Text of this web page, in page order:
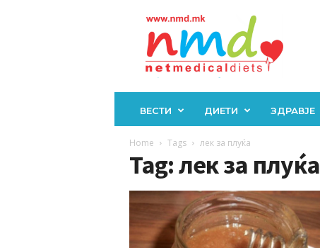
ВЕСТИ ДИЕТИ ЗДРАВЈЕ
Home Tags лек за плуќа
Tag: лек за плуќа